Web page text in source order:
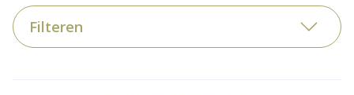
Filteren